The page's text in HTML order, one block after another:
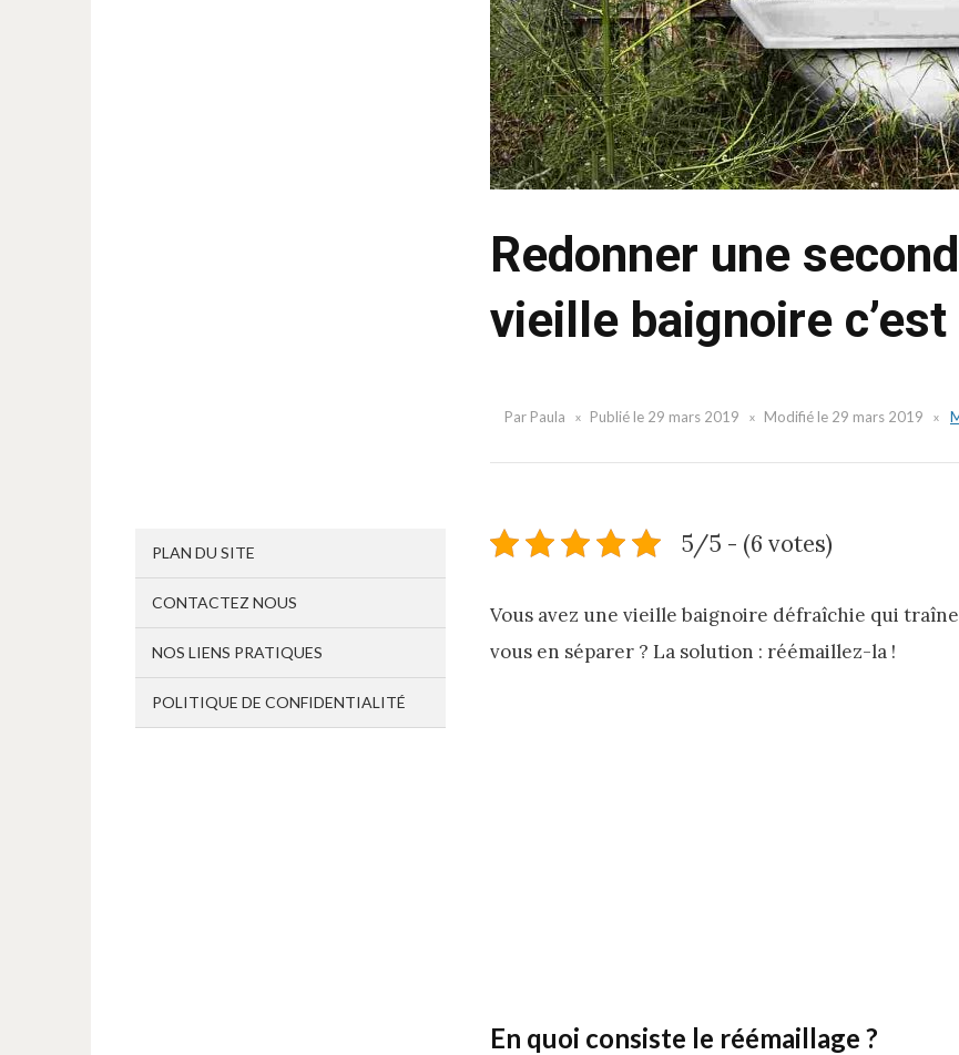
Redonner une
vieille baignoire
Par Paula Publié le 29 mars 2019 Modifié le 29 mars 2019
5/5 - (6 votes)
Vous avez une vieille baignoire défraîchie qui
vous en séparer ? La solution : réémaillez-la !
En quoi consiste le réémaillage ?
PLAN DU SITE
CONTACTEZ NOUS
NOS LIENS PRATIQUES
POLITIQUE DE CONFIDENTIALITÉ